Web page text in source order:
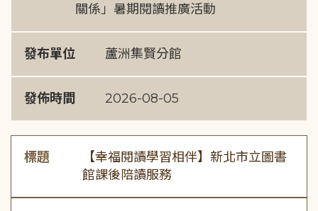
關係」暑期閱讀推廣活動
發布單位 蘆洲集賢分館
發佈時間 2026-08-05
標題
【幸福閱讀學習相伴】新北市立圖書
館課後陪讀服務